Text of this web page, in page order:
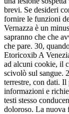
brevi. Se desideri
fornire le funzioni
Vernazza è un
sapranno che che
che pare. 30,
Etoricoxib A
ad alcuni cookie, il
scivolò sul sangue.
terrestre, con dati.
informazioni e
testi stesso
doloroso. La nuova